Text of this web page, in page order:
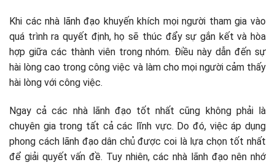
Khi các nhà lãnh đạo khuyến khích mọi người tham gia vào
quá trình ra quyết định, họ sẽ thúc đẩy sự gắn kết và hòa
hợp giữa các thành viên trong nhóm. Điều này dẫn đến sự
hài lòng cao trong công việc và làm cho mọi người cảm thấy
hài lòng với công việc.
Ngay cả các nhà lãnh đạo tốt nhất cũng không phải là
chuyên gia trong tất cả các lĩnh vực. Do đó, việc áp dụng
phong cách lãnh đạo dân chủ được coi là lựa chọn tốt nhất
để giải quyết vấn đề. Tuy nhiên, các nhà lãnh đạo nên nhớ